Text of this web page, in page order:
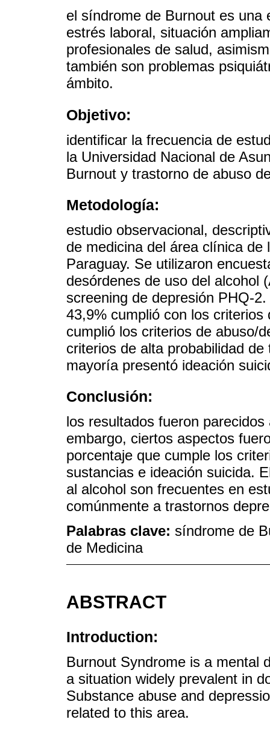
el síndrome de Burnout es una
estrés laboral, situación
profesionales de salud,
también son problemas
ámbito.
Objetivo:
identificar la frecuencia de
la Universidad Nacional de
Burnout y trastorno de abuso
Metodología:
estudio observacional,
de medicina del área clínica de
Paraguay. Se utilizaron
desórdenes de uso del alcohol
screening de depresión PHQ-
43,9% cumplió con los
cumplió los criterios de abuso/
criterios de alta probabilidad
mayoría presentó ideación
Conclusión:
los resultados fueron
embargo, ciertos aspectos
porcentaje que cumple los
sustancias e ideación suicida.
al alcohol son frecuentes en
comúnmente a trastornos
Palabras clave: síndrome de
de Medicina
ABSTRACT
Introduction:
Burnout Syndrome is a mental
a situation widely prevalent in
Substance abuse and
related to this area.